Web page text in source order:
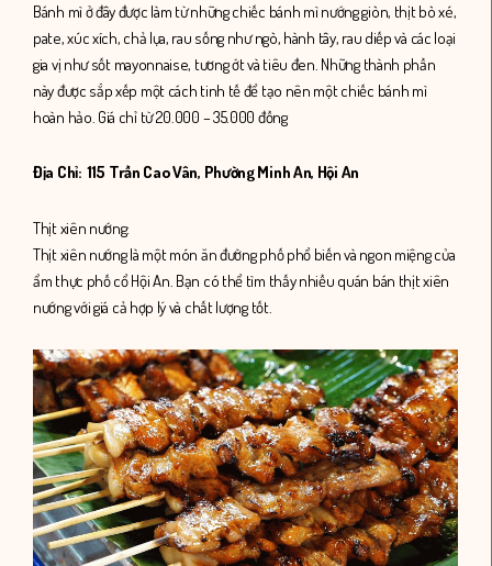
Bánh mì ở đây được làm từ những chiếc bánh mì nướng giòn, thịt bò xé,
pate, xúc xích, chả lụa, rau sống như ngò, hành tây, rau diếp và các loại
gia vị như sốt mayonnaise, tương ớt và tiêu đen. Những thành phần
này được sắp xếp một cách tinh tế để tạo nên một chiếc bánh mì
hoàn hảo. Giá chỉ từ 20.000 – 35.000 đồng
Địa Chỉ: 115 Trần Cao Vân, Phường Minh An, Hội An
Thịt xiên nướng:
Thịt xiên nướng là một món ăn đường phố phổ biến và ngon miệng của
ẩm thực phố cổ Hội An. Bạn có thể tìm thấy nhiều quán bán thịt xiên
nướng với giá cả hợp lý và chất lượng tốt.